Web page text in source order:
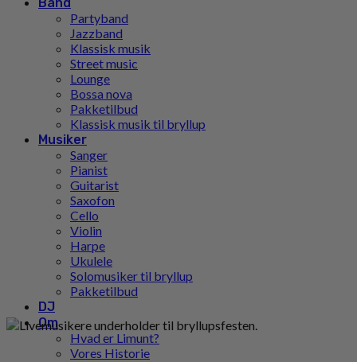
Partyband
Jazzband
Klassisk musik
Street music
Lounge
Bossa nova
Pakketilbud
Klassisk musik til bryllup
Musiker
Sanger
Pianist
Guitarist
Saxofon
Cello
Violin
Harpe
Ukulele
Solomusiker til bryllup
Pakketilbud
DJ
Om
Hvad er Limunt?
Vores Historie